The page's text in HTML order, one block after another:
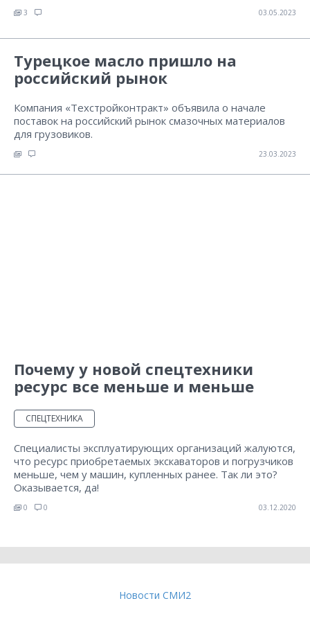
3 03.05.2023
Турецкое масло пришло на
российский рынок
Компания «Техстройконтракт» объявила о начале
поставок на российский рынок смазочных материалов
для грузовиков.
23.03.2023
Почему у новой спецтехники
ресурс все меньше и меньше
СПЕЦТЕХНИКА
Специалисты эксплуатирующих организаций жалуются,
что ресурс приобретаемых экскаваторов и погрузчиков
меньше, чем у машин, купленных ранее. Так ли это?
Оказывается, да!
0 0 03.12.2020
Новости СМИ2